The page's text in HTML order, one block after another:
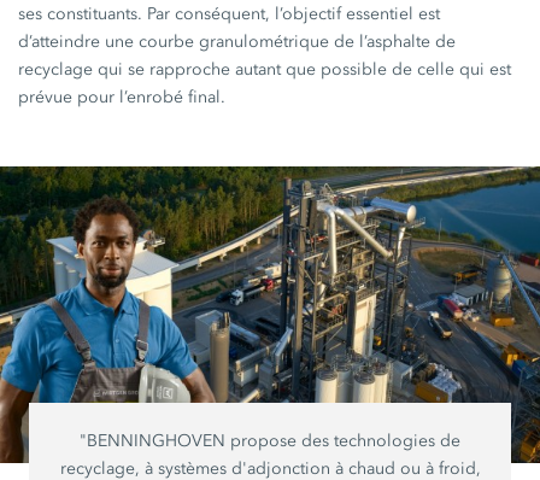
ses constituants. Par conséquent, l’objectif essentiel est
d’atteindre une courbe granulométrique de l’asphalte de
recyclage qui se rapproche autant que possible de celle qui est
prévue pour l’enrobé final.
"BENNINGHOVEN propose des technologies de
recyclage, à systèmes d'adjonction à chaud ou à froid,